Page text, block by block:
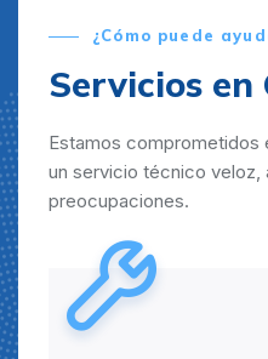
¿Cómo puede
Servicios en
Estamos comprometidos
un servicio técnico veloz,
preocupaciones.